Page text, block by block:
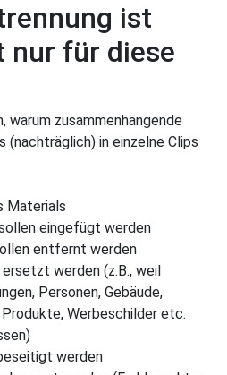
ist
nur für diese
warum zusammenhängende
(nachträglich) in einzelne Clips
Materials
eingefügt werden
entfernt werden
werden (z.B., weil
Personen, Gebäude,
Werbeschilder etc.
werden